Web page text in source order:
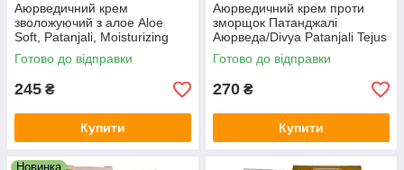
Аюрведичний крем
зволожуючий з алое Aloe
Soft, Patanjali, Moisturizing
cream, 50g
Готово до відправки
245 ₴
Купити
Аюрведичний крем проти
зморщок Патанджалі
Аюрведа/Divya Patanjali Tejus
Anti Wrinkle Cream/50 г
Готово до відправки
270 ₴
Купити
Новинка